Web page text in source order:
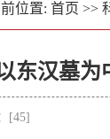
位置: 首页 >>
东汉墓为
[45]